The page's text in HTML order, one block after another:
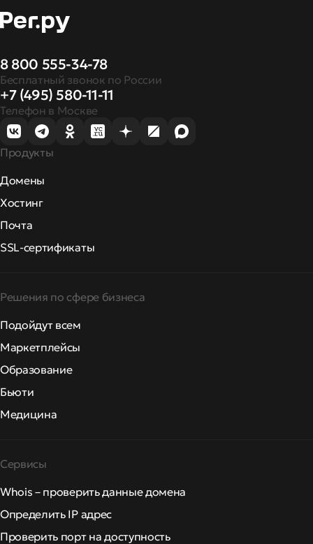
8 800 555-34-78
Бесплатный звонок по России
+7 (495) 580-11-11
Телефон в Москве
Продукты
Домены
Хостинг
Почта
SSL-сертификаты
Решения по сфере бизнеса
Подойдут всем
Маркетплейсы
Образование
Бьюти
Медицина
Сервисы
Whois – проверить данные домена
Определить IP адрес
Проверить порт на доступность